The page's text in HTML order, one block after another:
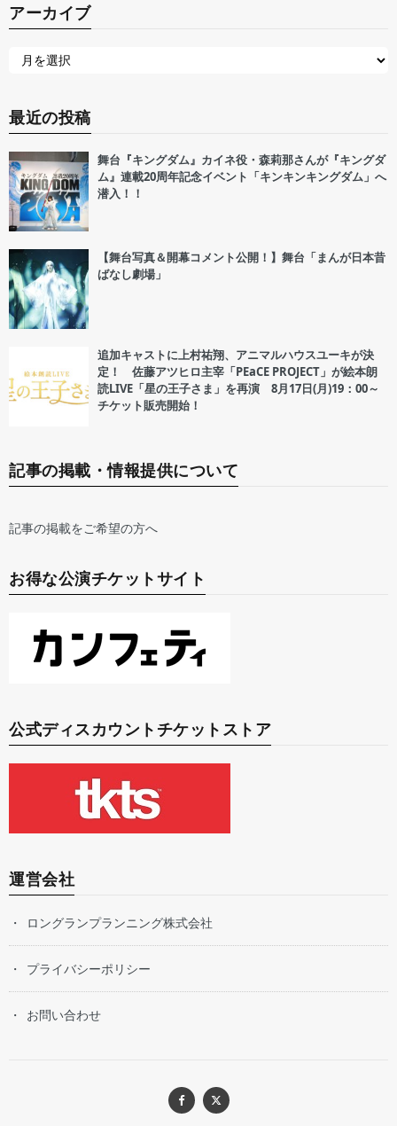
アーカイブ
最近の投稿
舞台『キングダム』カイネ役・森莉那さんが『キングダ
ム』連載20周年記念イベント「キンキンキングダム」へ
潜入！！
【舞台写真＆開幕コメント公開！】舞台「まんが日本昔
ばなし劇場」
追加キャストに上村祐翔、アニマルハウスユーキが決
定！ 佐藤アツヒロ主宰「PEaCE PROJECT」が絵本朗
読LIVE「星の王子さま」を再演 8月17日(月)19：00～
チケット販売開始！
記事の掲載・情報提供について
記事の掲載をご希望の方へ
お得な公演チケットサイト
公式ディスカウントチケットストア
運営会社
ロングランプランニング株式会社
プライバシーポリシー
お問い合わせ